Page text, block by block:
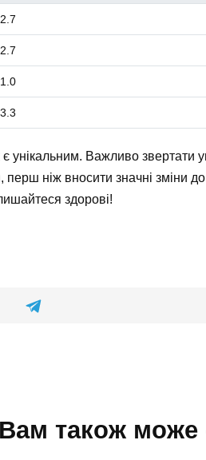
2.7
2.7
1.0
3.3
унікальним. Важливо звертати
перш ніж вносити значні зміни
здорові!
Вам також може